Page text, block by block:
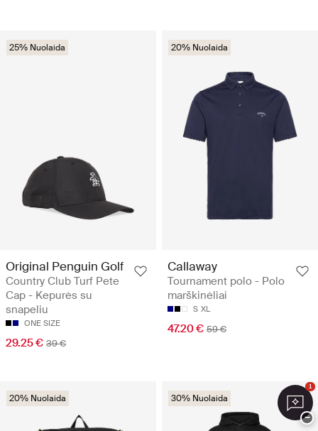
25% Nuolaida
Original Penguin Golf
Country Club Turf Pete
Cap - Kepurės su
snapeliu
ONE SIZE
29.25 € 39 €
20% Nuolaida
Callaway
Tournament polo - Polo
marškinėliai
S XL
47.20 € 59 €
20% Nuolaida 30% Nuolaida
1
−